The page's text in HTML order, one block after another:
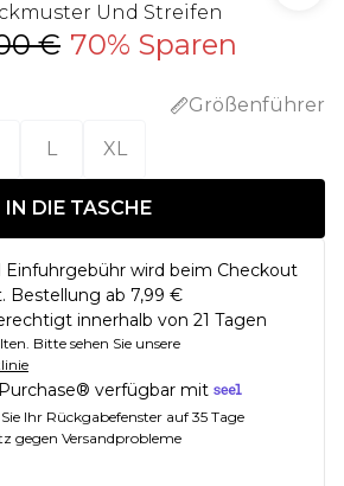
Und Streifen
€ 70% Sparen
Größenführer
L XL
IN DIE TASCHE
Einfuhrgebühr wird beim Checkout
Bestellung ab 7,99 €
innerhalb von 21 Tagen
Bitte sehen Sie unsere
verfügbar mit
Ihr Rückgabefenster auf 35 Tage
gegen Versandprobleme